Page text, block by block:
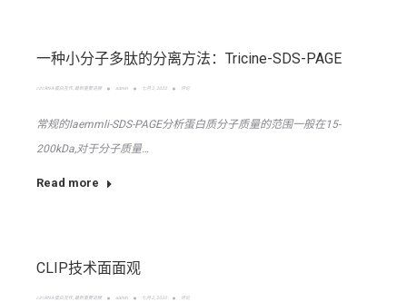
一种小分子多肽的分离方法：Tricine-SDS-PAGE
circRNA-蛋白互作 最新重要进展 admin 七月 2, 2020 评论
常规的laemmli-SDS-PAGE分析蛋白质分子质量的范围一般在15-
200kDa,对于分子质量…
Read more
CLIP技术面面观
circRNA-蛋白互作 最新重要进展 admin 七月 2, 2020 评论